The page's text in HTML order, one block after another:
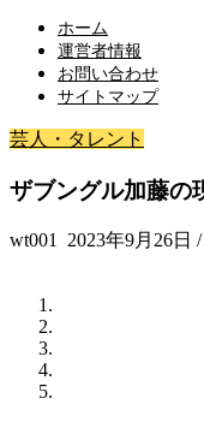
ホーム
運営者情報
お問い合わせ
サイトマップ
芸人・タレント
ザブングル加藤の
wt001 2023年9月26日 /